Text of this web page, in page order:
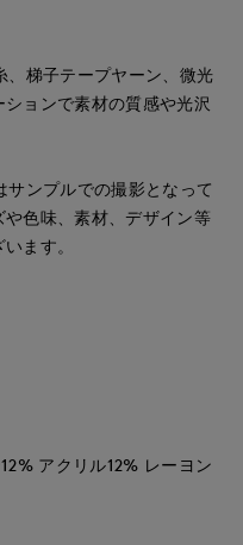
、梯子テープヤーン、微光
ョンで素材の質感や光沢
ンプルでの撮影となって
色味、素材、デザイン等
ます。
アクリル12% レーヨン